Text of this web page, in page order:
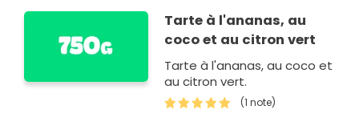
Tarte à l'ananas, au
coco et au citron vert
Tarte à l'ananas, au coco et
au citron vert.
(1 note)